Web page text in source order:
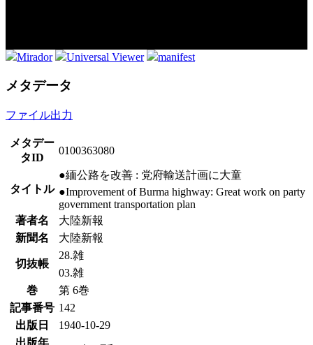
Mirador Universal Viewer manifest
メタデータ
ファイル出力
メタデー
タID
0100363080
タイトル
●緬公路を改善 : 党府輸送計画に大童
●Improvement of Burma highway: Great work on party
government transportation plan
著者名
大陸新報
新聞名
大陸新報
切抜帳
28.雑
03.雑
巻
第 6巻
記事番号 142
出版日
1940-10-29
出版年